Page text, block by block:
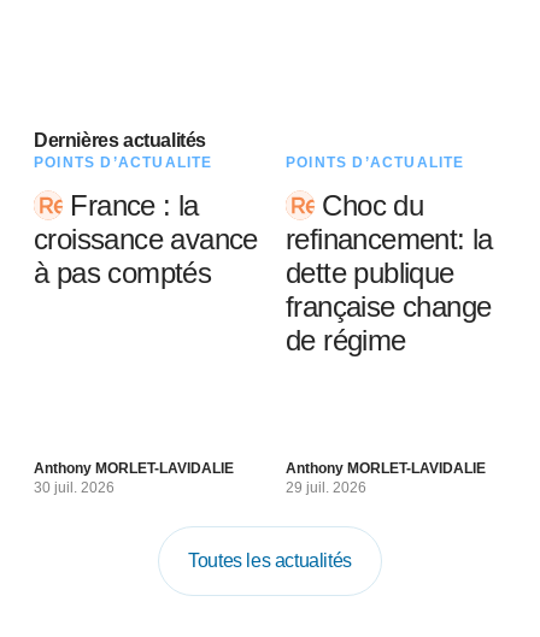
Dernières actualités
POINTS D’ACTUALITÉ
France : la
croissance avance
à pas comptés
Anthony MORLET-LAVIDALIE
30 juil. 2026
POINTS D’ACTUALITÉ
Choc du
refinancement: la
dette publique
française change
de régime
Anthony MORLET-LAVIDALIE
29 juil. 2026
Toutes les actualités